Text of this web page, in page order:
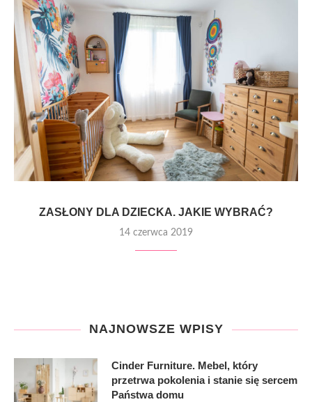
ZASŁONY DLA DZIECKA. JAKIE WYBRAĆ?
14 czerwca 2019
NAJNOWSZE WPISY
Cinder Furniture. Mebel, który
przetrwa pokolenia i stanie się sercem
Państwa domu